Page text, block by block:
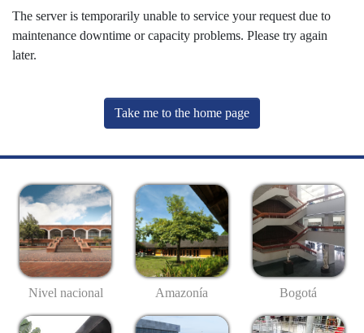
The server is temporarily unable to service your request due to
maintenance downtime or capacity problems. Please try again
later.
Take me to the home page
Nivel nacional Amazonía Bogotá